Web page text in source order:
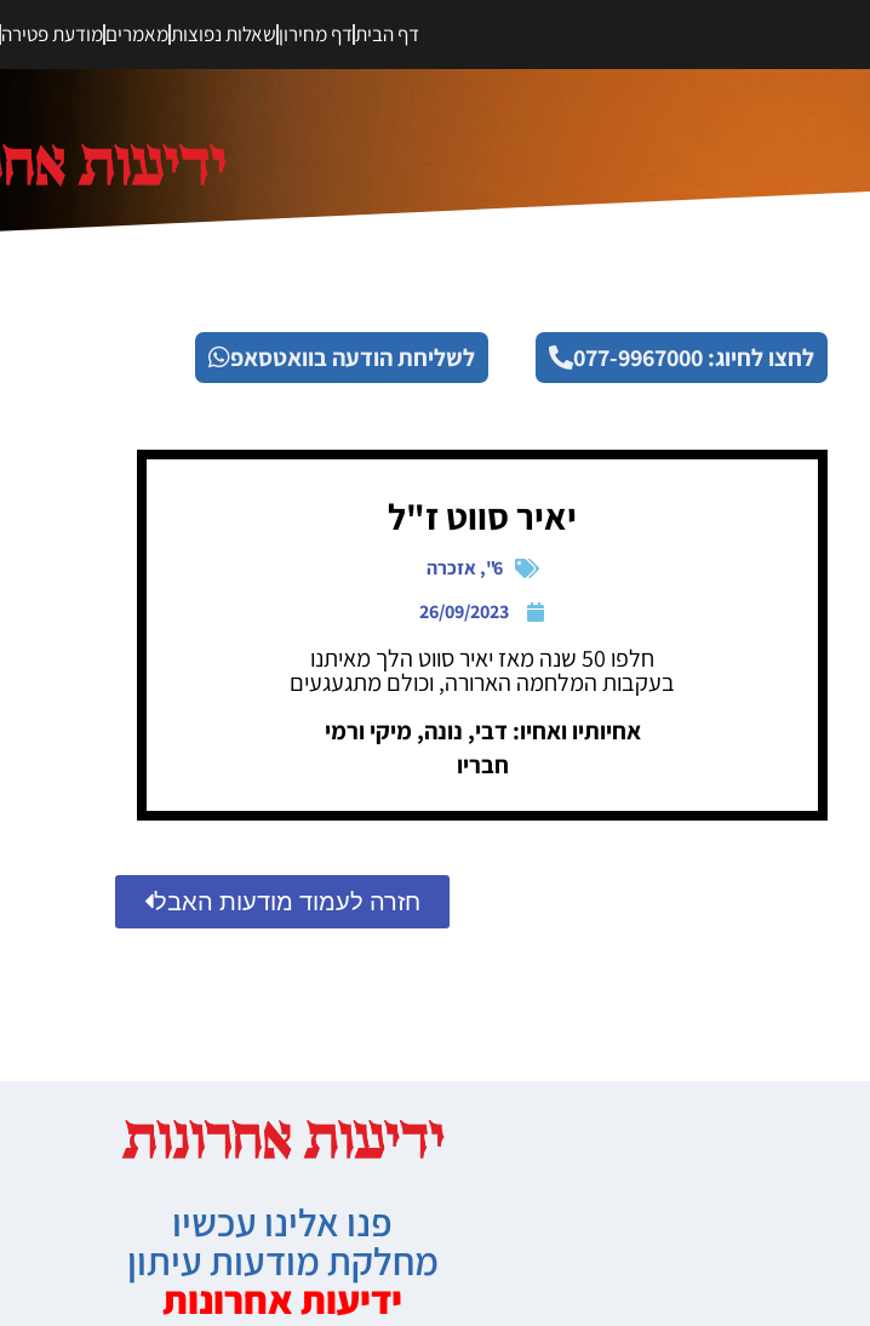
דף הביתדף מחירוןשאלות נפוצותמאמריםמודעת פטירה
לחצו לחיוג: 077-9967000 לשליחת הודעה בוואטסאפ
יאיר סווט ז"ל
6"
,אזכרה
26/09/2023
חלפו 50 שנה מאז יאיר סווט הלך מאיתנו
בעקבות המלחמה הארורה, וכולם מתגעגעים
אחיותיו ואחיו: דבי, נונה, מיקי ורמי
חבריו
חזרה לעמוד מודעות האבל
פנו אלינו עכשיו
מחלקת מודעות עיתון
ידיעות אחרונות